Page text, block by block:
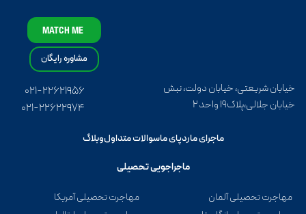
MATCH ME
مشاوره رایگان
خیابان شریعتی، خیابان دولت، نبش
خیابان جلالی،پلاک۱۹ واحد ۲
۰۲۱-۲۲۶۲۱۹۵۶
۰۲۱-۲۲۶۲۲۹۷۴
ماجرای ماردپای ماسوالات متداولوبلاگ
ماجراجویی تحصیلی
مهاجرت تحصیلی آلمان
مهاجرت تحصیلی آمریکا